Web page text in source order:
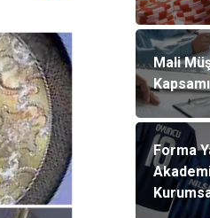
Mali
Forma